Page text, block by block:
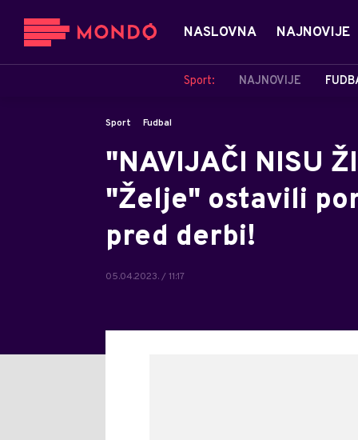
NASLOVNA NAJNOVIJE
Sport: NAJNOVIJE
Sport Fudbal
"NAVIJAČI NISU
"Želje" ostavili
pred derbi!
05.04.2023. / 11:17